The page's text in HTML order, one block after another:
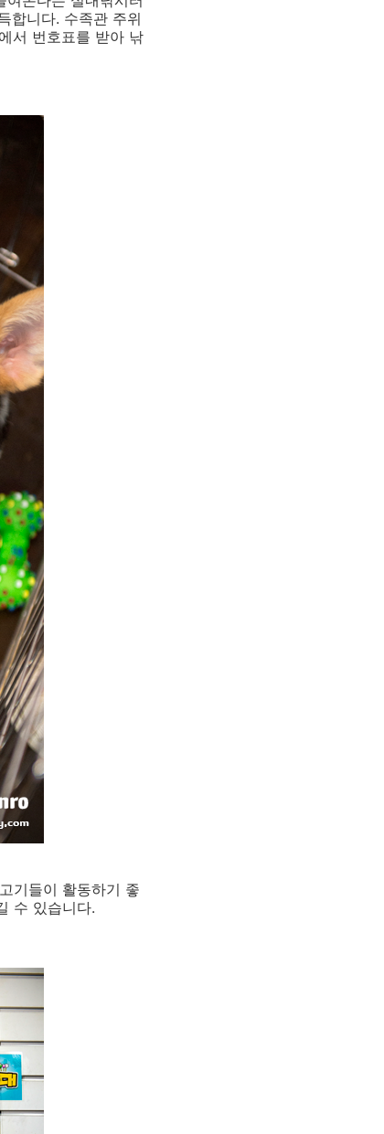
합니다. 수족관 주위
서 번호표를 받아 낚
기들이 활동하기 좋
수 있습니다.